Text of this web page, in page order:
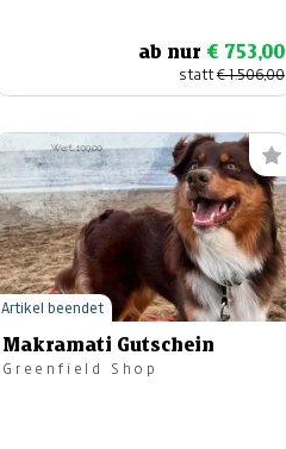
ab nur € 753,00
statt€ 1.506,00
Makramati Gutschein
Greenfield Shop
Artikel beendet